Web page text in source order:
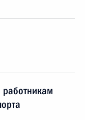
работникам